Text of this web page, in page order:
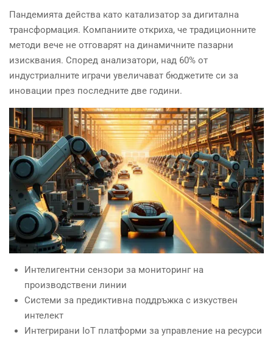
Пандемията действа като катализатор за дигитална
трансформация. Компаниите откриха, че традиционните
методи вече не отговарят на динамичните пазарни
изисквания. Според анализатори, над 60% от
индустриалните играчи увеличават бюджетите си за
иновации през последните две години.
Интелигентни сензори за мониторинг на
производствени линии
Системи за предиктивна поддръжка с изкуствен
интелект
Интегрирани IoT платформи за управление на ресурси